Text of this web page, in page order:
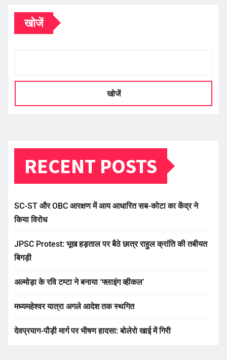
खोजें
खोजें
RECENT POSTS
SC-ST और OBC आरक्षण में आय आधारित सब-कोटा का केंद्र ने
किया विरोध
JPSC Protest: भूख हड़ताल पर बैठे छात्र राहुल क्रांति की तबीयत
बिगड़ी
अल्मोड़ा के रवि टम्टा ने बनाया ‘फ्लाइंग व्हीकल’
मध्यमहेश्वर यात्रा अगले आदेश तक स्थगित
देवप्रयाग-पौड़ी मार्ग पर भीषण हादसा: बोलेरो खाई में गिरी